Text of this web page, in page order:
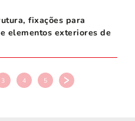
fixações para
elementos exteriores de
3 4 5